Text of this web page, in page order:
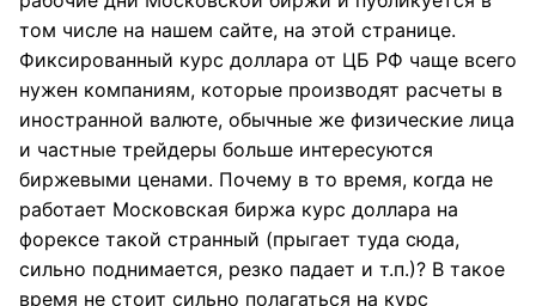
том числе на нашем сайте, на этой странице.
Фиксированный курс доллара от ЦБ РФ чаще всего
нужен компаниям, которые производят расчеты в
иностранной валюте, обычные же физические лица
и частные трейдеры больше интересуются
биржевыми ценами. Почему в то время, когда не
работает Московская биржа курс доллара на
форексе такой странный (прыгает туда сюда,
сильно поднимается, резко падает и т.п.)? В такое
время не стоит сильно полагаться на курс